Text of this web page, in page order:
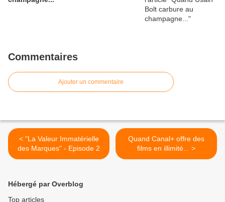
Commentaires
Ajouter un commentaire
< "La Valeur Immatérielle
des Marques" - Episode 2
Quand Canal+ offre des
films en illimité... >
Hébergé par Overblog
Top articles